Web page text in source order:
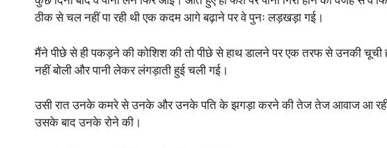
ठीक से चल नहीं पा रही थी एक कदम आगे बढ़ाने पर वे पुनः लड़खड़ा गई।
मैंने पीछे से ही पकड़ने की कोशिश की तो पीछे से हाथ डालने पर एक तरफ से उनकी
नहीं बोली और पानी लेकर लंगड़ाती हुई चली गई।
उसी रात उनके कमरे से उनके और उनके पति के झगड़ा करने की तेज तेज आवाज आ
उसके बाद उनके रोने की।